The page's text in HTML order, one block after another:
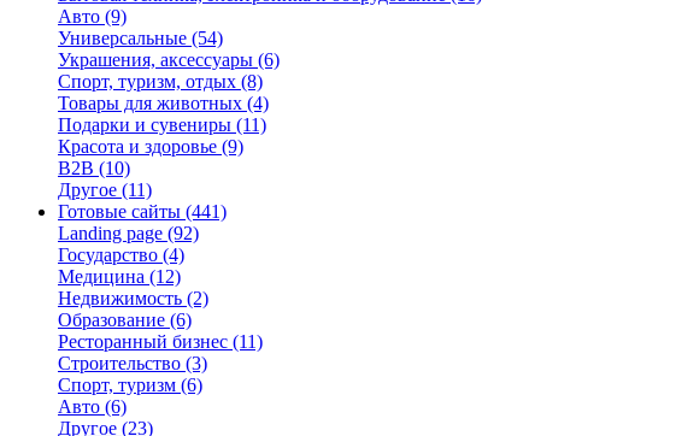
Авто (9)
Универсальные (54)
Украшения, аксессуары (6)
Спорт, туризм, отдых (8)
Товары для животных (4)
Подарки и сувениры (11)
Красота и здоровье (9)
B2B (10)
Другое (11)
Готовые сайты (441)
Landing page (92)
Государство (4)
Медицина (12)
Недвижимость (2)
Образование (6)
Ресторанный бизнес (11)
Строительство (3)
Спорт, туризм (6)
Авто (6)
Другое (23)